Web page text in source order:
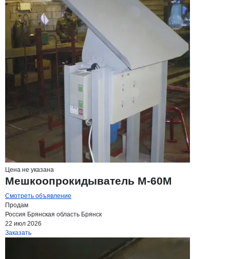
Цена не указана
Мешкоопрокидыватель М-60М
Смотреть объявление
Продам
Россия Брянская область Брянск
22 июл 2026
Заказать